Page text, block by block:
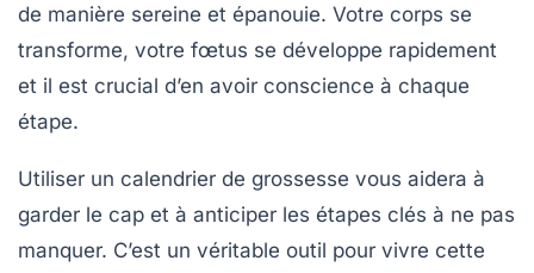
de manière sereine et épanouie. Votre corps se
transforme, votre fœtus se développe rapidement
et il est crucial d’en avoir conscience à chaque
étape.
Utiliser un calendrier de grossesse vous aidera à
garder le cap et à anticiper les étapes clés à ne pas
manquer. C’est un véritable outil pour vivre cette